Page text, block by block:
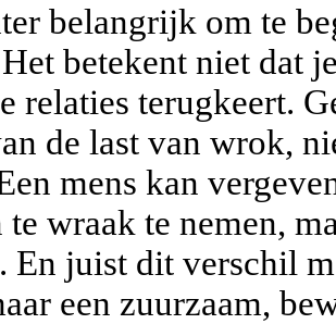
belangrijk om te
betekent niet dat
relaties terugkeert.
de last van wrok,
mens kan
te wraak te nemen,
En juist dit verschil
een zuurzaam,